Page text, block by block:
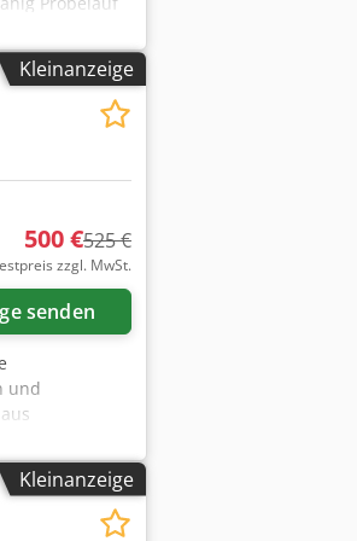
Kleinanzeige
500 €525 €
zzgl. MwSt.
senden
und
mehrere
für: –
Sehr
Kleinanzeige